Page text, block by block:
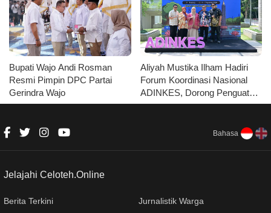
Bupati Wajo Andi Rosman
Resmi Pimpin DPC Partai
Gerindra Wajo
Aliyah Mustika Ilham Hadiri
Forum Koordinasi Nasional
ADINKES, Dorong Penguatan
Kolaborasi Layanan
Bahasa
Jelajahi Celoteh.Online
Berita Terkini
Jurnalistik Warga